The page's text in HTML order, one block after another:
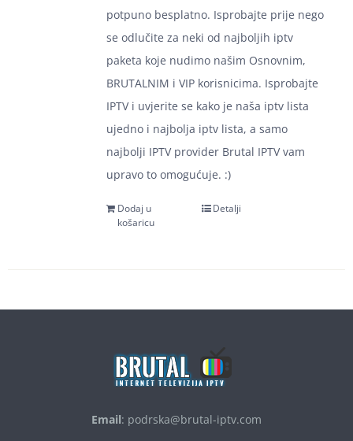
potpuno besplatno. Isprobajte prije nego
se odlučite za neki od najboljih iptv
paketa koje nudimo našim Osnovnim,
BRUTALNIM i VIP korisnicima. Isprobajte
IPTV i uvjerite se kako je naša iptv lista
ujedno i najbolja iptv lista, a samo
najbolji IPTV provider Brutal IPTV vam
upravo to omogućuje. :)
Dodaj u
košaricu
Detalji
Email: podrska@brutal-iptv.com